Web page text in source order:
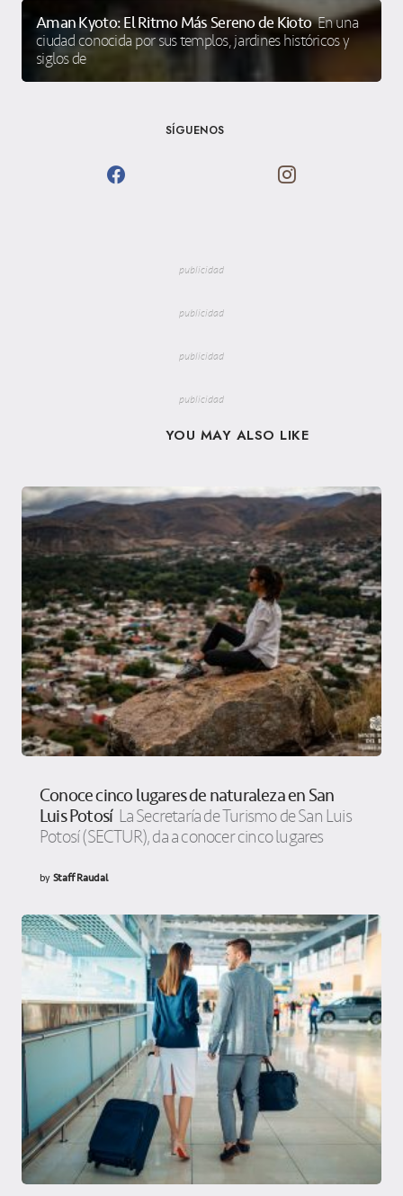
Aman Kyoto: El Ritmo Más Sereno de Kioto En una
ciudad conocida por sus templos, jardines históricos y
siglos de
SÍGUENOS
publicidad
publicidad
publicidad
publicidad
YOU MAY ALSO LIKE
Conoce cinco lugares de naturaleza en San
Luis Potosí La Secretaría de Turismo de San Luis
Potosí (SECTUR), da a conocer cinco lugares
byStaff Raudal